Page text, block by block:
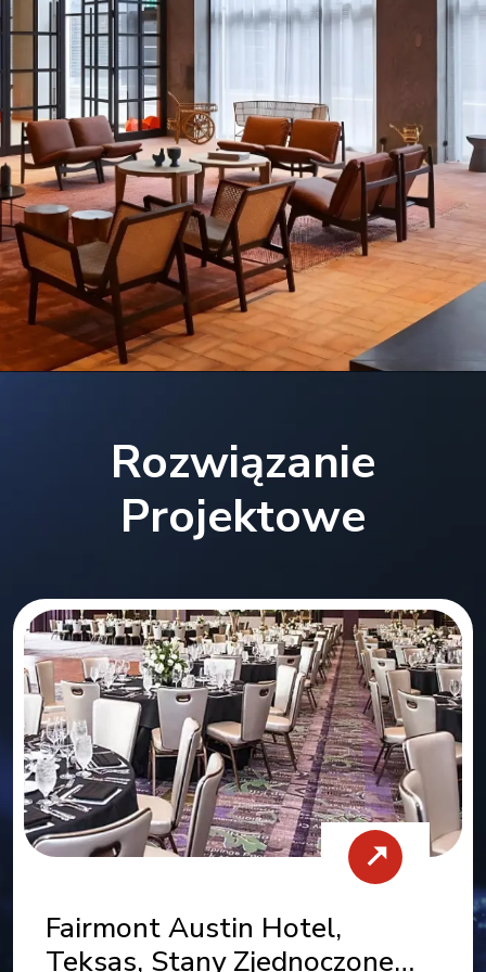
Rozwiązanie
Projektowe
Hilton Double Tree Hotel,
Missoula, Stany Zjednoczone
★★★★★
Jako dostawca kompleksowych rozwiązań
meblowych dla DoubleTree by Hilton
Missoula - Edgewater, dostarczyliśmy
wszystkie luźne i stałe meble w tej
wiodącej nieruchomości na nabrzeżu.